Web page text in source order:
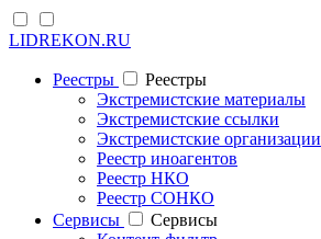
LIDREKON.RU
Реестры
Реестры
Экстремистские материалы
Экстремистские ссылки
Экстремистские организации
Реестр иноагентов
Реестр НКО
Реестр СОНКО
Cервисы
Cервисы